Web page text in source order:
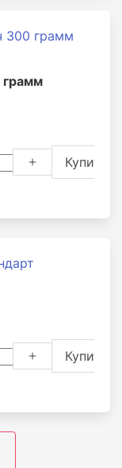
Купить
Купить